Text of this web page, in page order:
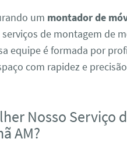
um montador de
de montagem de
equipe é formada por
com rapidez e
Nosso Serviço
AM?